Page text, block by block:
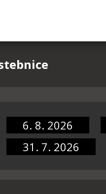
6. 8. 2026
31. 7. 2026